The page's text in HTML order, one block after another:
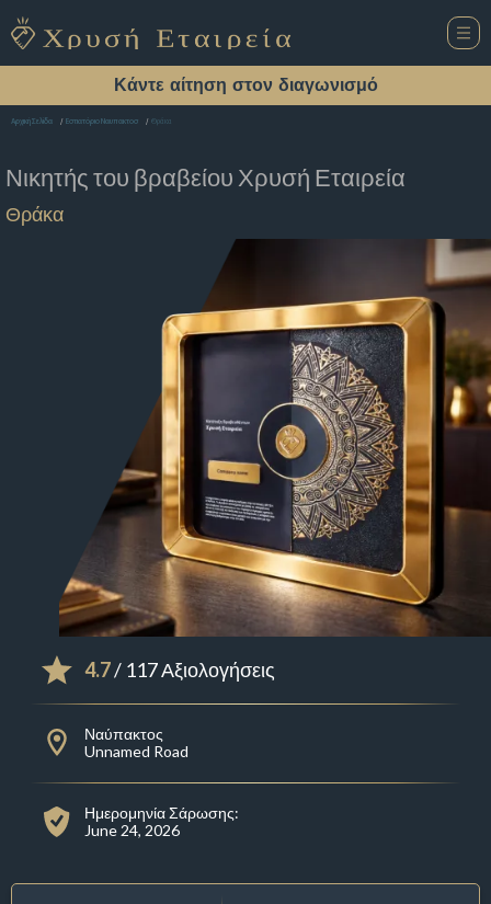
Κάντε αίτηση στον διαγωνισμό
Αρχική Σελίδα Εστιατόριο Ναυπακτοσ Θράκα
Νικητής του βραβείου Χρυσή Εταιρεία
Θράκα
4.7/ 117 Αξιολογήσεις
Ναύπακτος
Unnamed Road
Ημερομηνία Σάρωσης:
June 24, 2026